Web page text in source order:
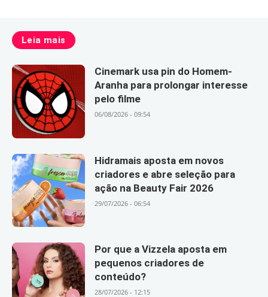
Leia mais
Cinemark usa pin do Homem-
Aranha para prolongar interesse
pelo filme
06/08/2026 - 09:54
Hidramais aposta em novos
criadores e abre seleção para
ação na Beauty Fair 2026
29/07/2026 - 06:54
Por que a Vizzela aposta em
pequenos criadores de
conteúdo?
28/07/2026 - 12:15